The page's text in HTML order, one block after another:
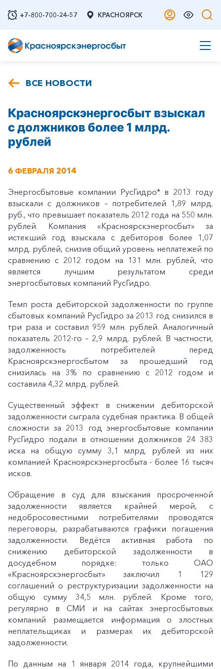
+7-800-700-24-57 КРАСНОЯРСК
ВСЕ НОВОСТИ
Красноярскэнергосбыт взыскал
с должников более 1 млрд.
рублей
6 ФЕВРАЛЯ 2014
Энергосбытовые компании РусГидро* в 2013 году
взыскали с должников – потребителей 1,89 млрд.
руб., что превышает показатель 2012 года на 550 млн.
рублей. Компания «Красноярскэнергосбыт» за
истекший год взыскала с дебиторов более 1,07
млрд. рублей, снизив общий уровень неплатежей по
сравнению с 2012 годом на 131 млн. рублей, что
является лучшим результатом среди
энергосбытовых компаний РусГидро.
Темп роста дебиторской задолженности по группе
сбытовых компаний РусГидро за 2013 год снизился в
три раза и составил 959 млн. рублей. Аналогичный
показатель 2012-го – 2,9 млрд. рублей. В частности,
задолженность потребителей перед
Красноярскэнергосбытом за прошедший год
снизилась на 3% по сравнению с 2012 годом и
составила 4,32 млрд. рублей.
Существенный эффект в снижении дебиторской
задолженности сыграла судебная практика. В общей
сложности за 2013 год энергосбытовые компании
РусГидро подали в отношении должников 24 383
иска на общую сумму 3,1 млрд. рублей из них
компанией Красноярскэнергосбыта - более 16 тысяч
исков.
Обращение в суд для взыскания просроченной
задолженности является крайней мерой, с
недобросовестными потребителями проводятся
переговоры, разрабатываются графики погашения
задолженности. Ведётся активная работа по
снижению дебиторской задолженности в
досудебном порядке: только ОАО
«Красноярскэнергосбыт» заключил 1 129
соглашений о реструктуризации задолженности на
общую сумму 34,5 млн. рублей. Кроме того,
регулярно в СМИ и на сайтах энергосбытовых
компаний размещается информация о злостных
неплательщиках и размерах их дебиторской
задолженности.
По данным на 1 января 2014 года, крупнейшими